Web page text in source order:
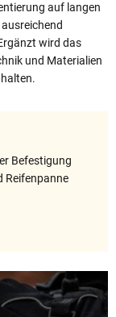
auf langen
ausreichend
wird das
und Materialien
Befestigung
Reifenpanne